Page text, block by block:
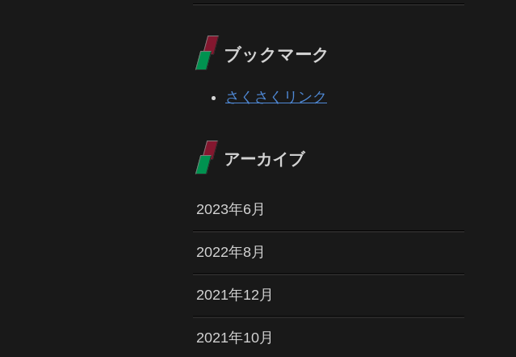
ブックマーク
さくさくリンク
アーカイブ
2023年6月
2022年8月
2021年12月
2021年10月